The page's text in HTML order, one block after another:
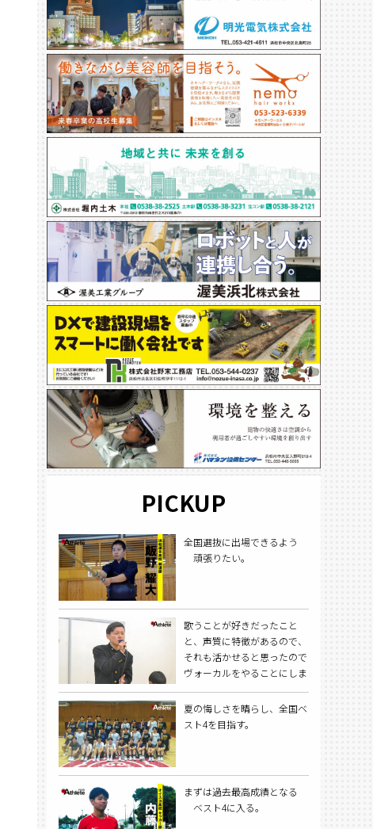
PICKUP
全国選抜に出場できるよう
頑張りたい。
歌うことが好きだったこと
と、声質に特徴があるので、
それも活かせると思ったので
ヴォーカルをやることにしま
夏の悔しさを晴らし、全国ベ
スト4を目指す。
まずは過去最高成績となる
ベスト4に入る。